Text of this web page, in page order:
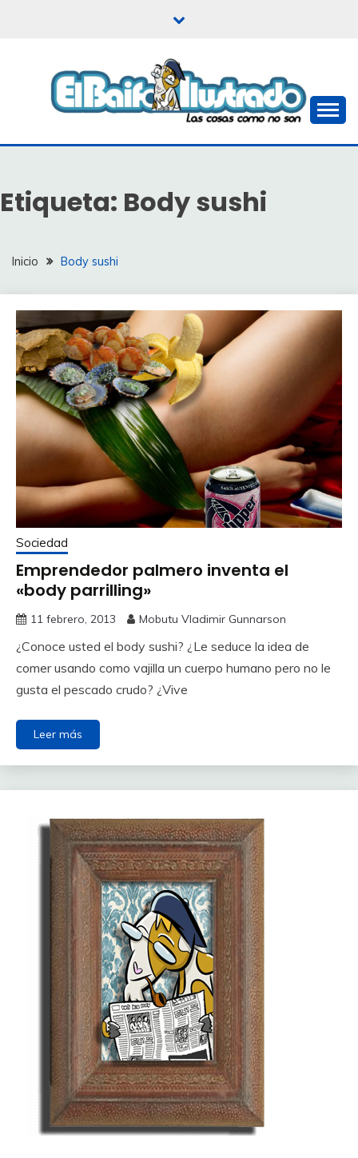
EL BAIFO ILUSTRADO
Etiqueta: Body sushi
Inicio Body sushi
Sociedad
Emprendedor palmero inventa el
«body parrilling»
11 febrero, 2013 Mobutu Vladimir Gunnarson
¿Conoce usted el body sushi? ¿Le seduce la idea de
comer usando como vajilla un cuerpo humano pero no le
gusta el pescado crudo? ¿Vive
Leer más